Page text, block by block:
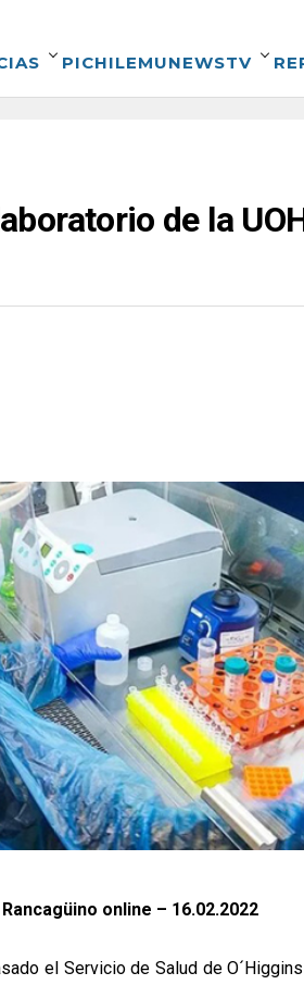
PICHILEMUNEWSTV
de la
Rancagüino online – 16.02.2022
el Servicio de Salud de